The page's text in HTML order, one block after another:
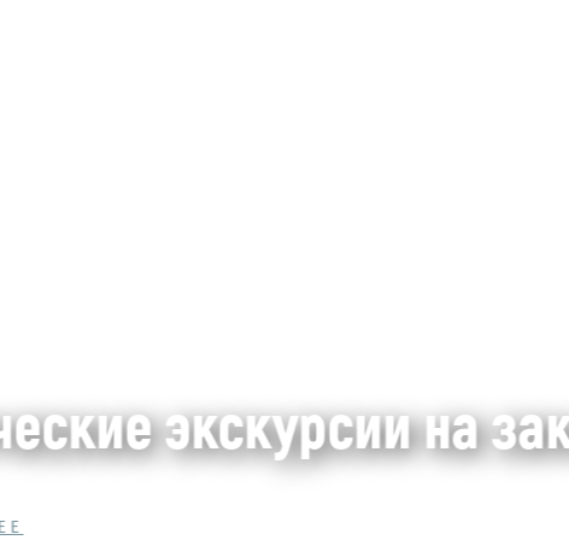
экскурсии на